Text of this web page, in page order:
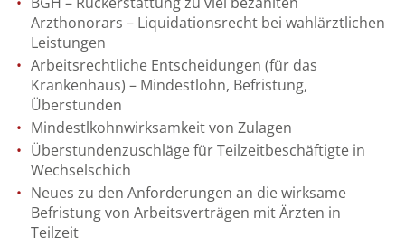
Arzthonorars – Liquidationsrecht bei wahlärztlichen
Leistungen
Arbeitsrechtliche Entscheidungen (für das
Krankenhaus) – Mindestlohn, Befristung,
Überstunden
Mindestlkohnwirksamkeit von Zulagen
Überstundenzuschläge für Teilzeitbeschäftigte in
Wechselschich
Neues zu den Anforderungen an die wirksame
Befristung von Arbeitsverträgen mit Ärzten in
Teilzeit